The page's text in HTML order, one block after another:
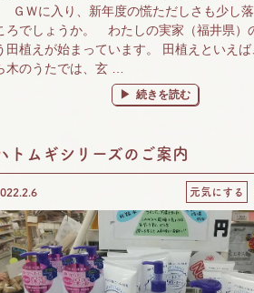
ＧＷに入り、新年度の慌ただしさも少し
ろでしょうか。 わたしの実家（福井県）
田植えが始まっています。 田植えといえ
木のうたでは、玄 …
“店頭精米 始めました
続きを読む
トムギシリーズのご案内
元気にする